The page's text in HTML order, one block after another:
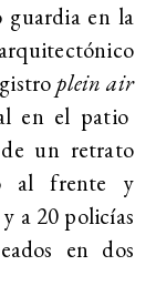
guardia en la
plein air
en el patio
un retrato
al frente y
a 20 policías
en dos